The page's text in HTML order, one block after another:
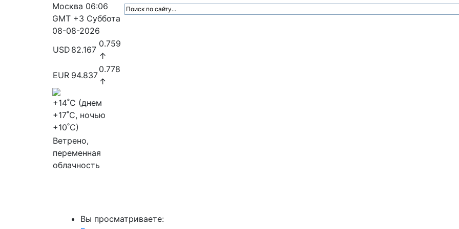
Москва 06:06
GMT +3 Суббота
08-08-2026
USD 82.167
0.759
↑
EUR 94.837
0.778
↑
+14˚C (днем
+17˚C, ночью
+10˚C)
Ветрено,
переменная
облачность
Вы просматриваете: